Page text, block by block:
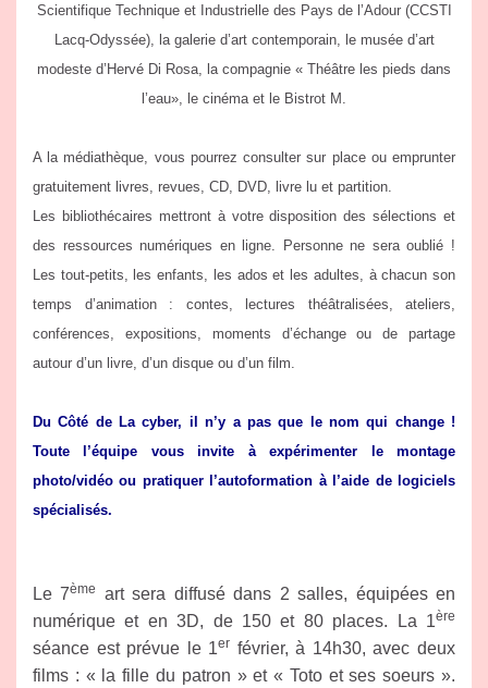
Scientifique Technique et Industrielle des Pays de l’Adour (CCSTI
Lacq-Odyssée), la galerie d’art contemporain, le musée d’art
modeste d’Hervé Di Rosa, la compagnie « Théâtre les pieds dans
l’eau», le cinéma et le Bistrot M.
A la médiathèque, vous pourrez consulter sur place ou emprunter
gratuitement livres, revues, CD, DVD, livre lu et partition.
Les bibliothécaires mettront à votre disposition des sélections et
des ressources numériques en ligne. Personne ne sera oublié !
Les tout-petits, les enfants, les ados et les adultes, à chacun son
temps d’animation : contes, lectures théâtralisées, ateliers,
conférences, expositions, moments d’échange ou de partage
autour d’un livre, d’un disque ou d’un film.
Du Côté de La cyber, il n’y a pas que le nom qui change !
Toute l’équipe vous invite à expérimenter le montage
photo/vidéo ou pratiquer l’autoformation à l’aide de logiciels
spécialisés.
Le 7ème
art sera diffusé dans 2 salles, équipées en
numérique et en 3D, de 150 et 80 places. La 1ère
séance est prévue le 1er février, à 14h30, avec deux
films : « la fille du patron » et « Toto et ses soeurs ».